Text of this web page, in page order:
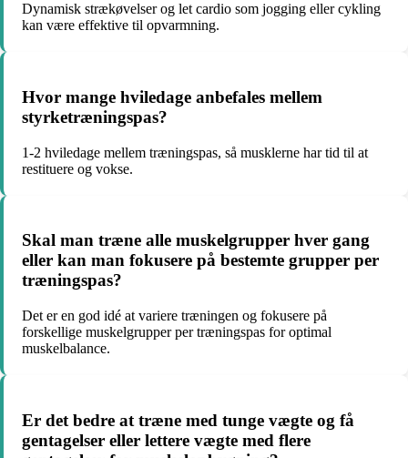
Dynamisk strækøvelser og let cardio som jogging eller cykling
kan være effektive til opvarmning.
Hvor mange hviledage anbefales mellem
styrketræningspas?
1-2 hviledage mellem træningspas, så musklerne har tid til at
restituere og vokse.
Skal man træne alle muskelgrupper hver gang
eller kan man fokusere på bestemte grupper per
træningspas?
Det er en god idé at variere træningen og fokusere på
forskellige muskelgrupper per træningspas for optimal
muskelbalance.
Er det bedre at træne med tunge vægte og få
gentagelser eller lettere vægte med flere